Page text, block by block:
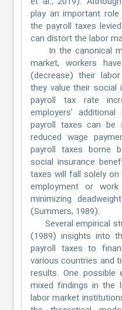
play an important
the payroll taxes
can distort the labor
In the canonical
market, workers
(decrease) their
they value their social
payroll tax rate
employers’
payroll taxes can be
reduced wage
payroll taxes borne
social insurance
taxes will fall solely on
employment or work
minimizing
(Summers, 1989).
Several empirical
(1989) insights into
payroll taxes to
various countries and
results. One possible
mixed findings in the
labor market